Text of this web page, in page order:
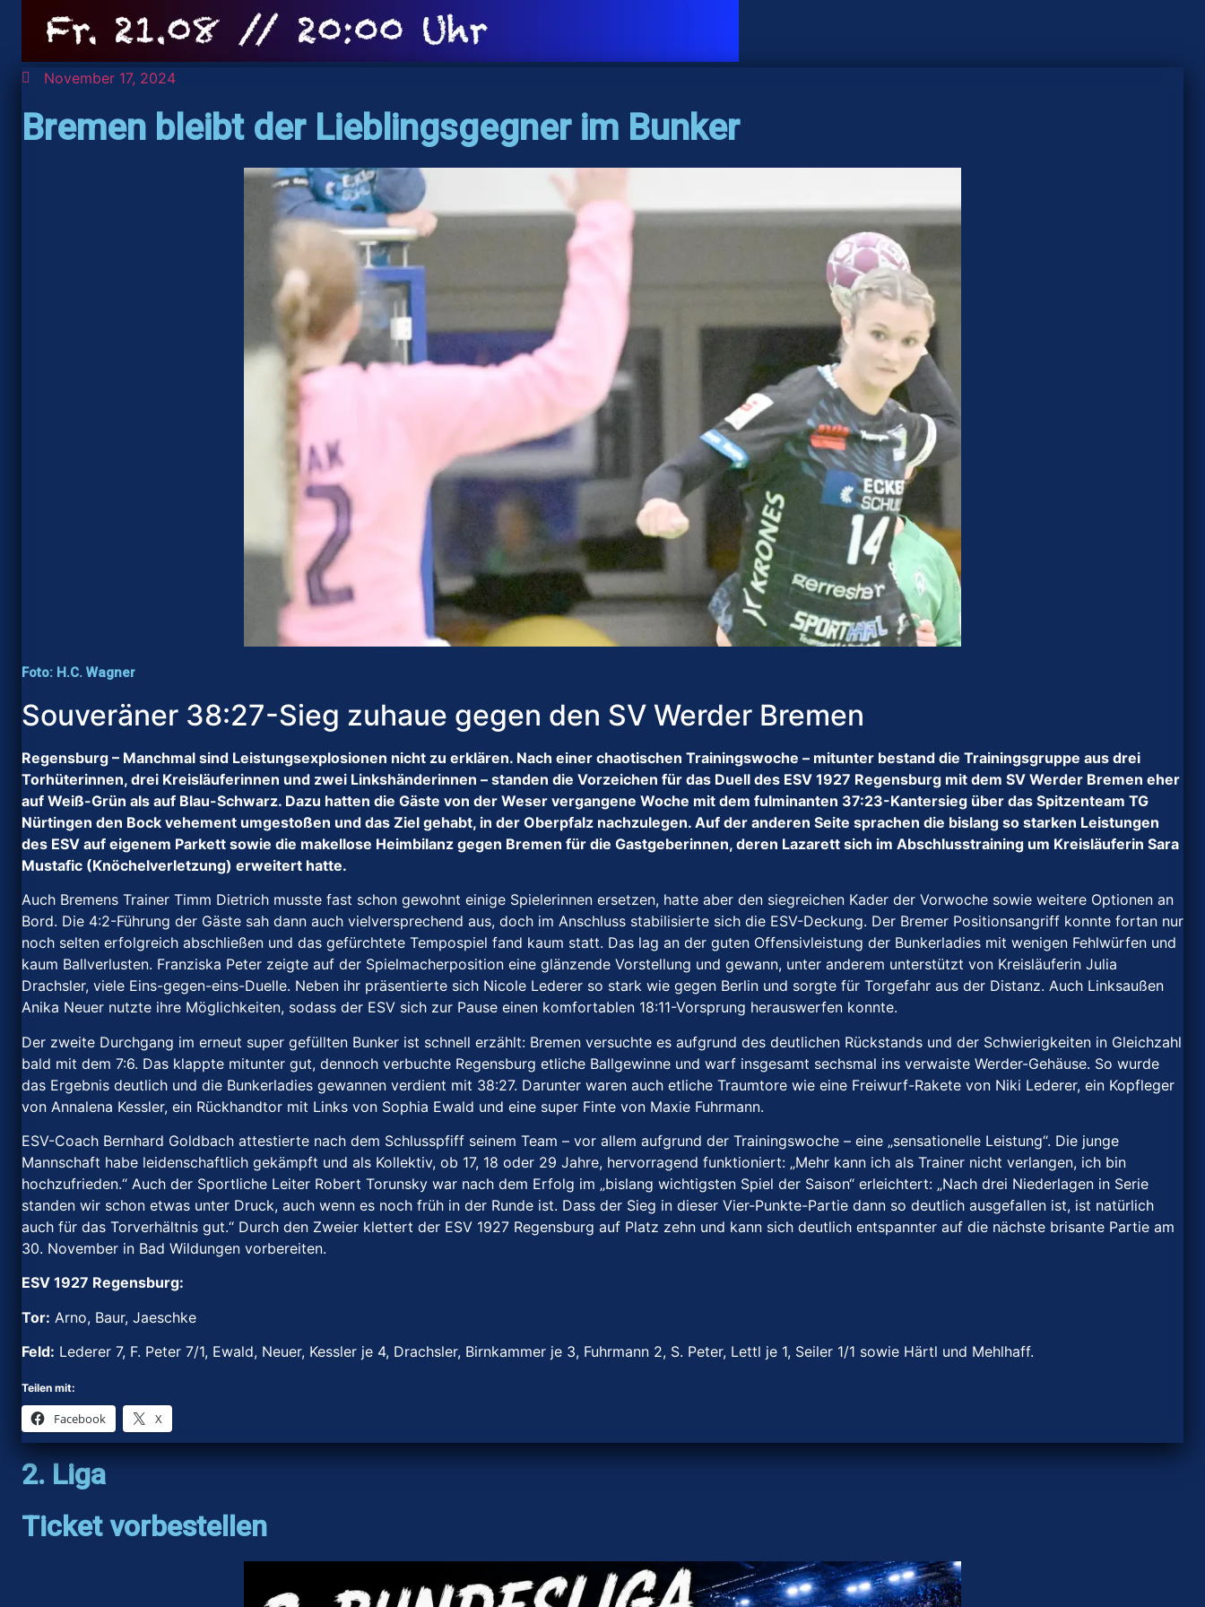
November 17, 2024
Bremen bleibt der Lieblingsgegner im Bunker
Foto: H.C. Wagner
Souveräner 38:27-Sieg zuhaue gegen den SV Werder Bremen
Regensburg – Manchmal sind Leistungsexplosionen nicht zu erklären. Nach einer chaotischen Trainingswoche – mitunter bestand die Trainingsgruppe aus drei
Torhüterinnen, drei Kreisläuferinnen und zwei Linkshänderinnen – standen die Vorzeichen für das Duell des ESV 1927 Regensburg mit dem SV Werder Bremen eher
auf Weiß-Grün als auf Blau-Schwarz. Dazu hatten die Gäste von der Weser vergangene Woche mit dem fulminanten 37:23-Kantersieg über das Spitzenteam TG
Nürtingen den Bock vehement umgestoßen und das Ziel gehabt, in der Oberpfalz nachzulegen. Auf der anderen Seite sprachen die bislang so starken Leistungen
des ESV auf eigenem Parkett sowie die makellose Heimbilanz gegen Bremen für die Gastgeberinnen, deren Lazarett sich im Abschlusstraining um Kreisläuferin Sara
Mustafic (Knöchelverletzung) erweitert hatte.
Auch Bremens Trainer Timm Dietrich musste fast schon gewohnt einige Spielerinnen ersetzen, hatte aber den siegreichen Kader der Vorwoche sowie weitere Optionen an
Bord. Die 4:2-Führung der Gäste sah dann auch vielversprechend aus, doch im Anschluss stabilisierte sich die ESV-Deckung. Der Bremer Positionsangriff konnte fortan nur
noch selten erfolgreich abschließen und das gefürchtete Tempospiel fand kaum statt. Das lag an der guten Offensivleistung der Bunkerladies mit wenigen Fehlwürfen und
kaum Ballverlusten. Franziska Peter zeigte auf der Spielmacherposition eine glänzende Vorstellung und gewann, unter anderem unterstützt von Kreisläuferin Julia
Drachsler, viele Eins-gegen-eins-Duelle. Neben ihr präsentierte sich Nicole Lederer so stark wie gegen Berlin und sorgte für Torgefahr aus der Distanz. Auch Linksaußen
Anika Neuer nutzte ihre Möglichkeiten, sodass der ESV sich zur Pause einen komfortablen 18:11-Vorsprung herauswerfen konnte.
Der zweite Durchgang im erneut super gefüllten Bunker ist schnell erzählt: Bremen versuchte es aufgrund des deutlichen Rückstands und der Schwierigkeiten in Gleichzahl
bald mit dem 7:6. Das klappte mitunter gut, dennoch verbuchte Regensburg etliche Ballgewinne und warf insgesamt sechsmal ins verwaiste Werder-Gehäuse. So wurde
das Ergebnis deutlich und die Bunkerladies gewannen verdient mit 38:27. Darunter waren auch etliche Traumtore wie eine Freiwurf-Rakete von Niki Lederer, ein Kopfleger
von Annalena Kessler, ein Rückhandtor mit Links von Sophia Ewald und eine super Finte von Maxie Fuhrmann.
ESV-Coach Bernhard Goldbach attestierte nach dem Schlusspfiff seinem Team – vor allem aufgrund der Trainingswoche – eine „sensationelle Leistung“. Die junge
Mannschaft habe leidenschaftlich gekämpft und als Kollektiv, ob 17, 18 oder 29 Jahre, hervorragend funktioniert: „Mehr kann ich als Trainer nicht verlangen, ich bin
hochzufrieden.“ Auch der Sportliche Leiter Robert Torunsky war nach dem Erfolg im „bislang wichtigsten Spiel der Saison“ erleichtert: „Nach drei Niederlagen in Serie
standen wir schon etwas unter Druck, auch wenn es noch früh in der Runde ist. Dass der Sieg in dieser Vier-Punkte-Partie dann so deutlich ausgefallen ist, ist natürlich
auch für das Torverhältnis gut.“ Durch den Zweier klettert der ESV 1927 Regensburg auf Platz zehn und kann sich deutlich entspannter auf die nächste brisante Partie am
30. November in Bad Wildungen vorbereiten.
ESV 1927 Regensburg:
Tor: Arno, Baur, Jaeschke
Feld: Lederer 7, F. Peter 7/1, Ewald, Neuer, Kessler je 4, Drachsler, Birnkammer je 3, Fuhrmann 2, S. Peter, Lettl je 1, Seiler 1/1 sowie Härtl und Mehlhaff.
Teilen mit:
Facebook X
2. Liga
Ticket vorbestellen